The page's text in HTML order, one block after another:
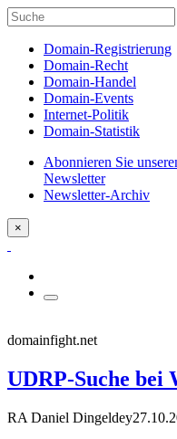
Domain-Registrierung
Domain-Recht
Domain-Handel
Domain-Events
Internet-Politik
Domain-Statistik
Abonnieren Sie
Newsletter
Newsletter-Archiv
×
domainfight.net
UDRP-Suche bei
RA Daniel Dingeldey